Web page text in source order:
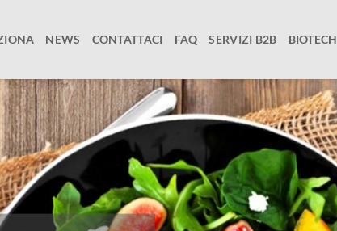
NEWS CONTATTACI FAQ SERVIZI B2B BIOTECH